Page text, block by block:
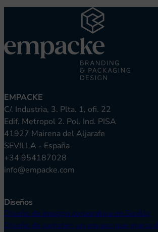
EMPACKE
C/. Industria, 3. Plta. 1, ofi. 22
Edif. Metropol 2. Pol. Ind. PISA
41927 Mairena del Aljarafe
SEVILLA - España
+34 954187028
info@empacke.com
Diseños
Diseño de imagen corporativa en Sevilla
Diseño de canister: un envase que marca
TDAH